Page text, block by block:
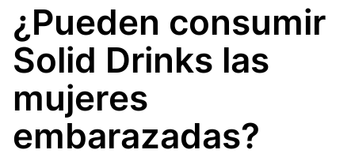
¿Pueden consumir
Solid Drinks las
mujeres
embarazadas?